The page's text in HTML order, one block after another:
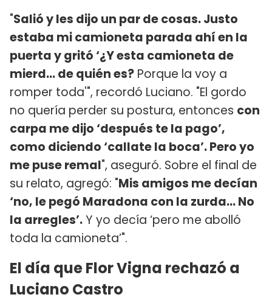
"Salió y les dijo un par de cosas. Justo
estaba mi camioneta parada ahí en la
puerta y gritó ‘¿Y esta camioneta de
mierd... de quién es? Porque la voy a
romper toda'", recordó Luciano. "El gordo
no quería perder su postura, entonces con
carpa me dijo ‘después te la pago’,
como diciendo ‘callate la boca’. Pero yo
me puse remal", aseguró. Sobre el final de
su relato, agregó: "Mis amigos me decían
‘no, le pegó Maradona con la zurda... No
la arregles’.Y yo decía ‘pero me abolló
toda la camioneta’".
El día que Flor Vigna rechazó a
Luciano Castro